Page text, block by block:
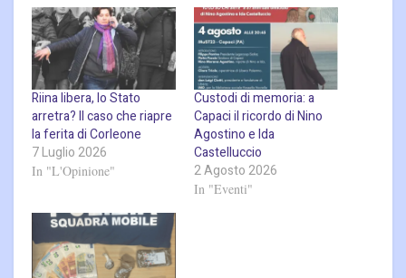
Riina libera, lo Stato
arretra? Il caso che riapre
la ferita di Corleone
7 Luglio 2026
In "L'Opinione"
Custodi di memoria: a
Capaci il ricordo di Nino
Agostino e Ida
Castelluccio
2 Agosto 2026
In "Eventi"